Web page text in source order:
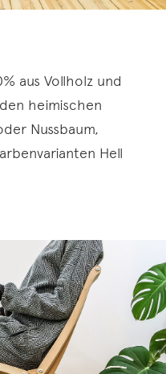
aus Vollholz und
heimischen
Nussbaum,
Hell